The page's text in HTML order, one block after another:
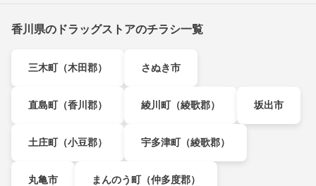
香川県のドラッグストアのチラシ一覧
三木町（木田郡） さぬき市
直島町（香川郡） 綾川町（綾歌郡） 坂出市
土庄町（小豆郡） 宇多津町（綾歌郡）
丸亀市 まんのう町（仲多度郡）